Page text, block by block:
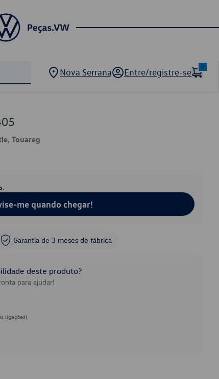
Nova Serrana Entre/registre-se
0
Touareg
me quando chegar!
Garantia de 3 meses de fábrica
deste produto?
para ajudar!
ligações)